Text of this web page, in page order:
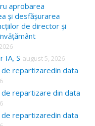
aprobarea
și desfășurarea
de director și
IA, S august 5, 2026
de repartizaredin data
de repartizare din data
de repartizaredin data